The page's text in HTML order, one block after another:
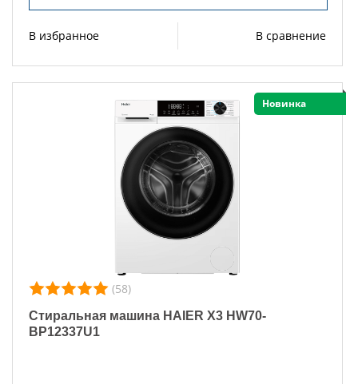
В избранное В сравнение
Новинка
(58)
Стиральная машина HAIER X3 HW70-
BP12337U1